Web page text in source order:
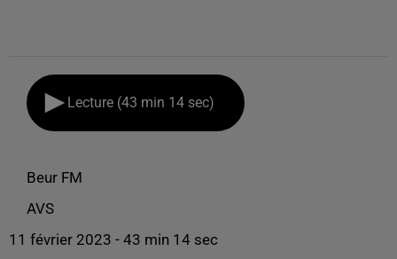
Lecture (43 min 14 sec)
Beur FM
AVS
11 février 2023 - 43 min 14 sec